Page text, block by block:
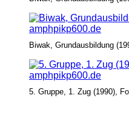
Biwak, Grundausbildung
5. Gruppe, 1. Zug (1990),